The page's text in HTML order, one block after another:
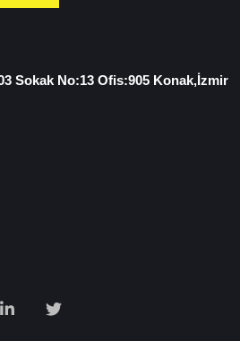
Sokak No:13 Ofis:905 Konak,İzmir